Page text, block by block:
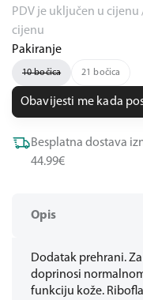
Opis
Dodatak prehrani.
doprinosi
funkciju kože.
PDV je uključen u
cijenu
Pakiranje
10 bočica 21 bočica
Obavijesti me kada
Besplatna dostava
44.99€